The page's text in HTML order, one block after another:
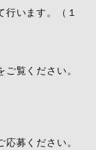
います。（１
覧ください。
募ください。